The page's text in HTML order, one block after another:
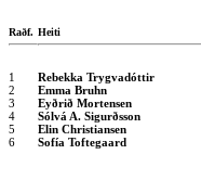
Raðf. Heiti
1 Rebekka Trygvadóttir
2
Emma Bruhn
3
Eyðrið Mortensen
4
Sólvá A. Sigurðsson
5
Elin Christiansen
6
Sofía Toftegaard